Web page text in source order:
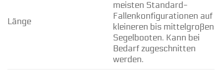
Länge
meisten Standard-
Fallenkonfigurationen auf
kleineren bis mittelgroßen
Segelbooten. Kann bei
Bedarf zugeschnitten
werden.